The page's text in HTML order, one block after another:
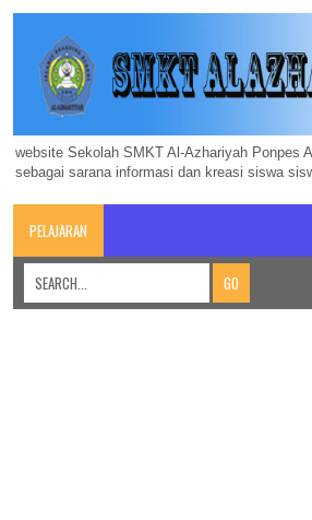
website Sekolah SMKT Al-Azhariyah Ponpes
sebagai sarana informasi dan kreasi siswa
PELAJARAN